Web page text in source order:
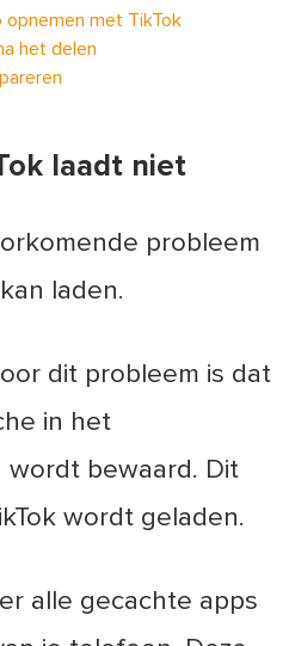
opnemen met TikTok
het delen
laadt niet
probleem
laden.
dit probleem is dat
in het
bewaard. Dit
wordt geladen.
alle gecachte apps